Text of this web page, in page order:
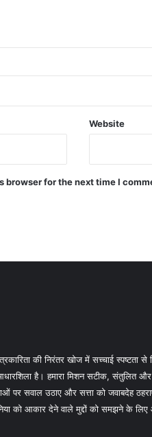
Website
browser for the next time I
की निरंतर खोज में सच्चाई स्पष्टता से
है। हमारा मिशन सटीक, संतुलित
पर सवाल उठाए और सत्ता को जवाबदेह
को आकार देने वाले मुद्दों को समझने के